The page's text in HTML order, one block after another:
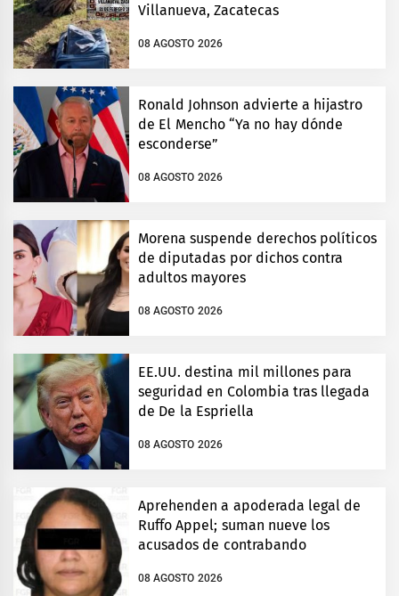
Villanueva, Zacatecas
08 AGOSTO 2026
Ronald Johnson advierte a hijastro
de El Mencho “Ya no hay dónde
esconderse”
08 AGOSTO 2026
Morena suspende derechos políticos
de diputadas por dichos contra
adultos mayores
08 AGOSTO 2026
EE.UU. destina mil millones para
seguridad en Colombia tras llegada
de De la Espriella
08 AGOSTO 2026
Aprehenden a apoderada legal de
Ruffo Appel; suman nueve los
acusados de contrabando
08 AGOSTO 2026